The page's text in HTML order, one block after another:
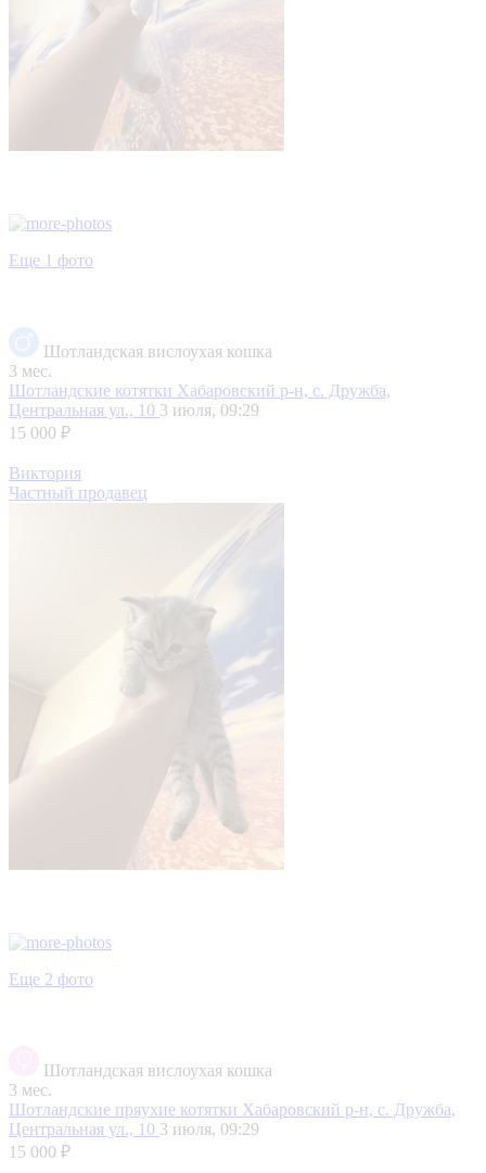
Еще 1 фото
Шотландская вислоухая кошка
3 мес.
Шотландские котятки Хабаровский р-н, с. Дружба,
Центральная ул., 10 3 июля, 09:29
15 000 ₽
Виктория
Частный продавец
Еще 2 фото
Шотландская вислоухая кошка
3 мес.
Шотландские пряухие котятки Хабаровский р-н, с. Дружба,
Центральная ул., 10 3 июля, 09:29
15 000 ₽